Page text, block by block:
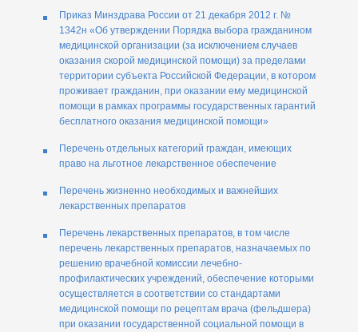
Приказ Минздрава России от 21 декабря 2012 г. №
1342н «Об утверждении Порядка выбора гражданином
медицинской организации (за исключением случаев
оказания скорой медицинской помощи) за пределами
территории субъекта Российской Федерации, в котором
проживает гражданин, при оказании ему медицинской
помощи в рамках программы государственных гарантий
бесплатного оказания медицинской помощи»
Перечень отдельных категорий граждан, имеющих
право на льготное лекарственное обеспечение
Перечень жизненно необходимых и важнейших
лекарственных препаратов
Перечень лекарственных препаратов, в том числе
перечень лекарственных препаратов, назначаемых по
решению врачебной комиссии лечебно-
профилактических учреждений, обеспечение которыми
осуществляется в соответствии со стандартами
медицинской помощи по рецептам врача (фельдшера)
при оказании государственной социальной помощи в